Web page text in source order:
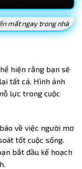
mất ngay trong nhà
hiện rằng bạn sẽ
tất cả. Hình ảnh
lực trong cuộc
về việc người mơ
tốt cuộc sống.
bắt đầu kế hoạch